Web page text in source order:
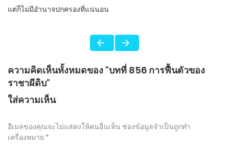
แต่ก็ไม่มีอำนาจปกครองที่แน่นอน
ความคิดเห็นทั้งหมดของ "บทที่ 856 การฟื้นตัวของ
ราชาผีดิบ"
ใส่ความเห็น
อีเมลของคุณจะไม่แสดงให้คนอื่นเห็น ช่องข้อมูลจำเป็นถูกทำ
เครื่องหมาย *